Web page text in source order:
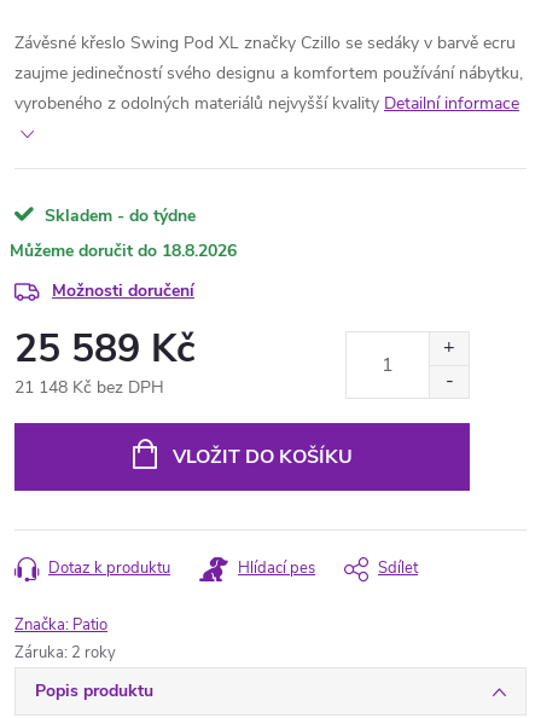
Závěsné křeslo Swing Pod XL značky Czillo se sedáky v barvě ecru
zaujme jedinečností svého designu a komfortem používání nábytku,
vyrobeného z odolných materiálů nejvyšší kvality Detailní informace
Skladem - do týdne
18.8.2026
Možnosti doručení
25 589 Kč
21 148 Kč bez DPH
VLOŽIT DO KOŠÍKU
Dotaz k produktu Hlídací pes Sdílet
Značka: Patio
Záruka: 2 roky
Popis produktu